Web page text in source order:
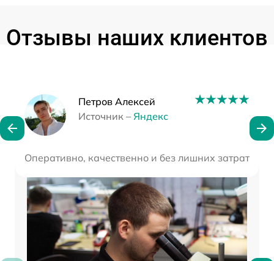
Отзывы наших клиентов
Петров Алексей
Источник – Яндекс
Оперативно, качественно и без лишних затрат.
Наши мастера